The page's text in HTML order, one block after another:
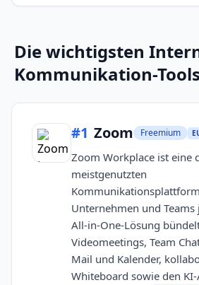
Die wichtigsten
Kommunikation-Tools
#1 Zoom Freemium
Zoom Workplace ist eine
meistgenutzten
Unternehmen und
All-in-One-Lösung
Videomeetings, Team
Mail und Kalender,
Whiteboard sowie den